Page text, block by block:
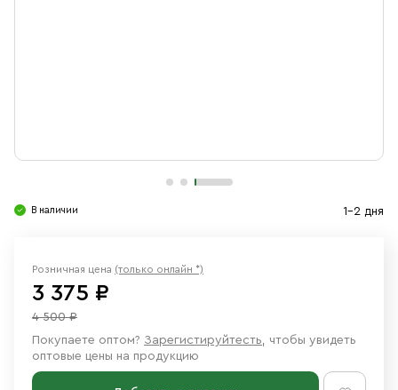
В наличии 1-2 дня
Розничная цена (только онлайн *)
3 375 ₽
4 500 ₽
Покупаете оптом? Зарегистируйтесть, чтобы увидеть
оптовые цены на продукцию